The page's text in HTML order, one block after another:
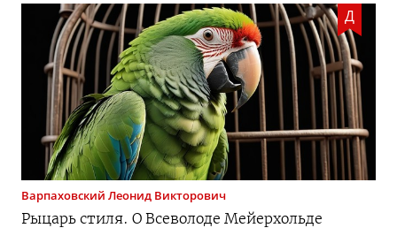
Д
Варпаховский Леонид Викторович
Рыцарь стиля. О Всеволоде Мейерхольде